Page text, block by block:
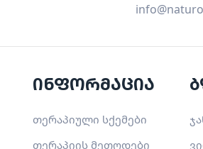
ინფორმაცია
თერაპიული სქემები
თერაპიის მეთოდები